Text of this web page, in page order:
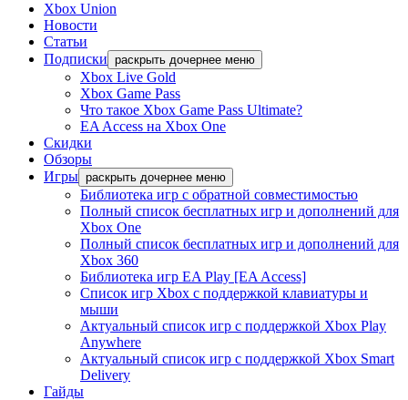
Xbox Union
Новости
Статьи
Подписки раскрыть дочернее меню
Xbox Live Gold
Xbox Game Pass
Что такое Xbox Game Pass Ultimate?
EA Access на Xbox One
Скидки
Обзоры
Игры раскрыть дочернее меню
Библиотека игр с обратной совместимостью
Полный список бесплатных игр и дополнений для
Xbox One
Полный список бесплатных игр и дополнений для
Xbox 360
Библиотека игр EA Play [EA Access]
Список игр Xbox c поддержкой клавиатуры и
мыши
Актуальный список игр с поддержкой Xbox Play
Anywhere
Актуальный список игр с поддержкой Xbox Smart
Delivery
Гайды